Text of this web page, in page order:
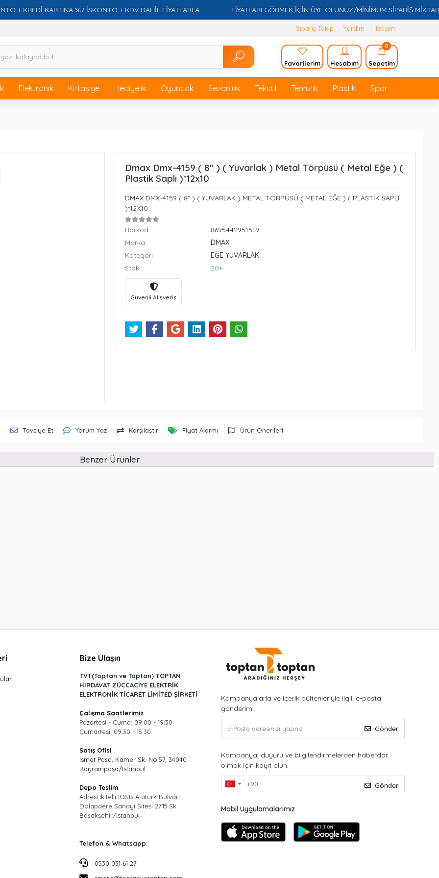
KREDİ KARTINA %7 İSKONTO + KDV DAHİL FİYATLARLA FİYATLARI GÖRMEK İÇİN ÜYE OLUNUZ/MİNİMUM SİPARİŞ MİKTARI
Sipariş Takip Yardım İletişim
Favorilerim Hesabım
0
Sepetim
Elektronik Kırtasiye Hediyelik Oyuncak Sezonluk Tekstil Temizlik Plastik Spor
Dmax Dmx-4159 ( 8" ) ( Yuvarlak ) Metal Törpüsü ( Metal Eğe ) (
Plastik Saplı )*12x10
DMAX DMX-4159 ( 8" ) ( YUVARLAK ) METAL TÖRPÜSÜ ( METAL EĞE ) ( PLASTİK SAPLI
)*12X10
Barkod
:8695442951519
Marka
:DMAX
Kategori
:EĞE YUVARLAK
Stok
:20+
Güvenli Alışveriş
Tavsiye Et Yorum Yaz Karşılaştır Fiyat Alarmı Ürün Önerileri
Benzer Ürünler
Bize Ulaşın
TVT(Toptan ve Toptan) TOPTAN
HIRDAVAT ZÜCCACİYE ELEKTRİK
ELEKTRONİK TİCARET LİMİTED ŞİRKETİ
Çalışma Saatlerimiz
Pazartesi - Cuma: 09:00 - 19:30
Cumartesi: 09:30 - 15:30
Satış Ofisi
İsmet Paşa, Kamer Sk. No:57, 34040
Bayrampaşa/İstanbul
Depo Teslim
Adresi:İkitelli İOSB Atatürk Bulvarı
Dolapdere Sanayi Sitesi 2715.Sk
Başakşehir/İstanbul
Telefon & Whatsapp:
0530 031 61 27
Kampanyalarla ve içerik bültenleriyle ilgili e-posta
gönderimi
Gönder
Kampanya, duyuru ve bilgilendirmelerden haberdar
olmak için kayıt olun.
Gönder
Mobil Uygulamalarımız